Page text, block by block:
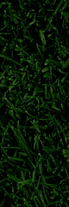
式参与铃木
整阵容备战
正式开放，横
手、川崎前
详解横滨水手